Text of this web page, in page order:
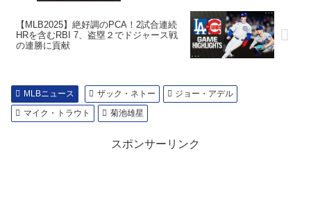
【MLB2025】絶好調のPCA！2試合連続
HRを含むRBI 7、盗塁２でドジャース戦
の連勝に貢献
MLBニュース ザック・ネトー
ジョー・アデル
マイク・トラウト
菊池雄星
スポンサーリンク